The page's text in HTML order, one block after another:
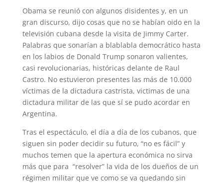
Obama se reunió con algunos disidentes y, en un
gran discurso, dijo cosas que no se habían oido en la
televisión cubana desde la visita de Jimmy Carter.
Palabras que sonarían a blablabla democrático hasta
en los labios de Donald Trump sonaron valientes,
casi revolucionarias, históricas delante de Raul
Castro. No estuvieron presentes las más de 10.000
víctimas de la dictadura castrista, victimas de una
dictadura militar de las que sí se pudo acordar en
Argentina.
Tras el espectáculo, el día a día de los cubanos, que
siguen sin poder decidir su futuro, “no es fácil” y
muchos temen que la apertura económica no sirva
más que para “resolver” la vida de los dueños de un
régimen militar que ve como se va quedando sin